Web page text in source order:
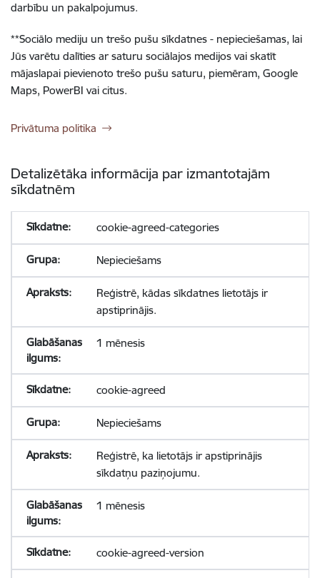
darbību un pakalpojumus.
**Sociālo mediju un trešo pušu sīkdatnes - nepieciešamas, lai
Jūs varētu dalīties ar saturu sociālajos medijos vai skatīt
mājaslapai pievienoto trešo pušu saturu, piemēram, Google
Maps, PowerBI vai citus.
Privātuma politika
Detalizētāka informācija par izmantotajām
sīkdatnēm
cookie-agreed-categories
Nepieciešams
Reģistrē, kādas sīkdatnes lietotājs ir
apstiprinājis.
1 mēnesis
cookie-agreed
Nepieciešams
Reģistrē, ka lietotājs ir apstiprinājis
sīkdatņu paziņojumu.
1 mēnesis
cookie-agreed-version